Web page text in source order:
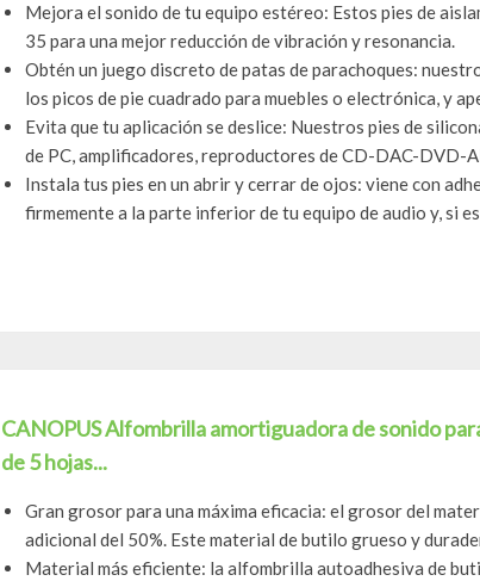
Mejora el sonido de tu equipo estéreo: Estos pies de
35 para una mejor reducción de vibración y resonancia.
Obtén un juego discreto de patas de parachoques:
los picos de pie cuadrado para muebles o electrónica, y
Evita que tu aplicación se deslice: Nuestros pies de
de PC, amplificadores, reproductores de CD-DAC-DVD-
Instala tus pies en un abrir y cerrar de ojos: viene con
firmemente a la parte inferior de tu equipo de audio y, si
CANOPUS Alfombrilla amortiguadora de sonido
de 5 hojas...
Gran grosor para una máxima eficacia: el grosor del
adicional del 50%. Este material de butilo grueso y
Material más eficiente: la alfombrilla autoadhesiva de